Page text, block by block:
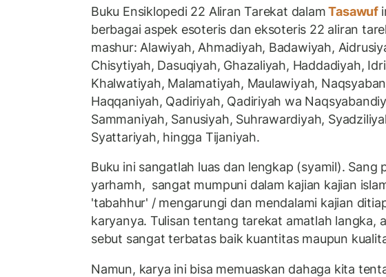
Buku Ensiklopedi 22 Aliran Tarekat dalamTasawuf
berbagai aspek esoteris dan eksoteris 22 aliran
mashur: Alawiyah, Ahmadiyah, Badawiyah,
Chisytiyah, Dasuqiyah, Ghazaliyah, Haddadiyah,
Khalwatiyah, Malamatiyah, Maulawiyah,
Haqqaniyah, Qadiriyah, Qadiriyah wa
Sammaniyah, Sanusiyah, Suhrawardiyah,
Syattariyah, hingga Tijaniyah.
Buku ini sangatlah luas dan lengkap (syamil). Sang
yarhamh, sangat mumpuni dalam kajian kajian
'tabahhur' / mengarungi dan mendalami kajian
karyanya. Tulisan tentang tarekat amatlah langka,
sebut sangat terbatas baik kuantitas maupun
Namun, karya ini bisa memuaskan dahaga kita